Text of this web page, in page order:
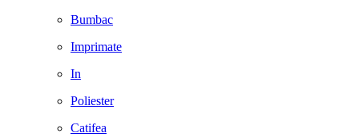
Bumbac
Imprimate
In
Poliester
Catifea